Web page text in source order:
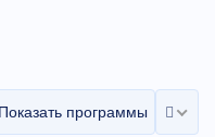
поиском
используя диалог и
и переходных
обучения
от 10800
Показать программы